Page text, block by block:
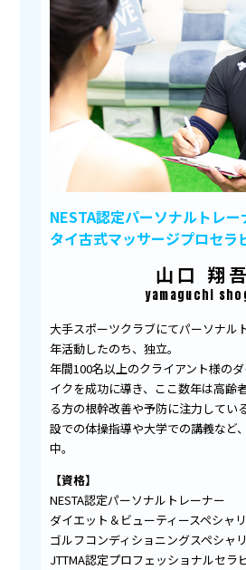
NESTA認定パーソナルトレ
タイ古式マッサージプロセラ
山口 翔吾
yamaguchi
大手スポーツクラブにてパーソナル
年活動したのち、独立。
年間100名以上のクライアント様の
イクを成功に導き、ここ数年は高齢
る方の根幹改善や予防に注力してい
設での体操指導や大学での講義など
中。
【資格】
NESTA認定パーソナルトレーナー
ダイエット＆ビューティースペシャ
ゴルフコンディショニングスペシャ
JTTMA認定プロフェッショナルセラ